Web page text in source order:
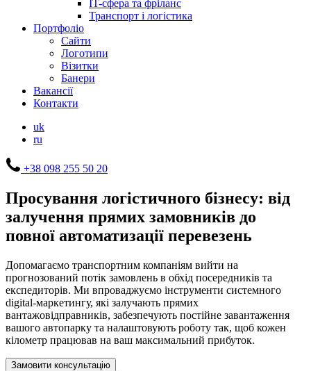
IT-сфера та фріланс
Транспорт і логістика
Портфоліо
Сайти
Логотипи
Візитки
Банери
Вакансії
Контакти
uk
ru
+38 098 255 50 20
Просування логістичного бізнесу: від
залучення прямих замовників до
повної автоматизації перевезень
Допомагаємо транспортним компаніям вийти на
прогнозований потік замовлень в обхід посередників та
експедиторів. Ми впроваджуємо інструменти системного
digital-маркетингу, які залучають прямих
вантажовідправників, забезпечують постійне завантаження
вашого автопарку та налаштовують роботу так, щоб кожен
кілометр працював на ваш максимальний прибуток.
Замовити консультацію